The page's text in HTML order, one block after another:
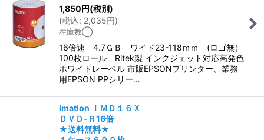
1,850円(税別)
(税込: 2,035円)
在庫数◯
16倍速 4.7ＧＢ ワイド23-118ｍｍ (ロゴ無）
100枚ロール Ritek製 インクジェット対応高発色
ホワイトレーベル 市販EPSONプリンター、業務
用EPSON PPシリー…
imation ＩＭＤ１６Ｘ
ＤＶＤ-Ｒ16倍
★送料無料★